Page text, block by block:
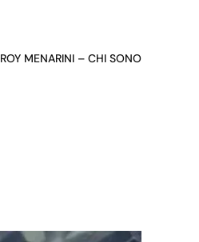
ROY MENARINI – CHI SONO